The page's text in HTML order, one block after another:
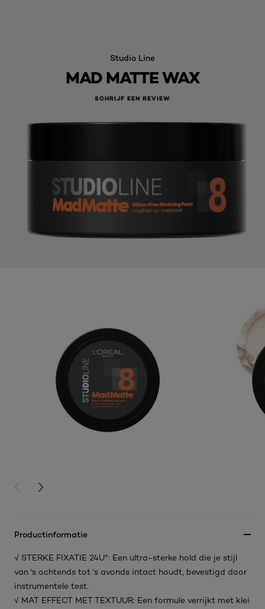
Studio Line
MAD MATTE WAX
SCHRIJF EEN REVIEW
PREVIOUS CARD
NEXT CARD
Productinformatie
√ STERKE FIXATIE 24U*: Een ultra-sterke hold die je stijl
van 's ochtends tot 's avonds intact houdt, bevestigd door
instrumentele test.
√ MAT EFFECT MET TEXTUUR: Een formule verrijkt met klei